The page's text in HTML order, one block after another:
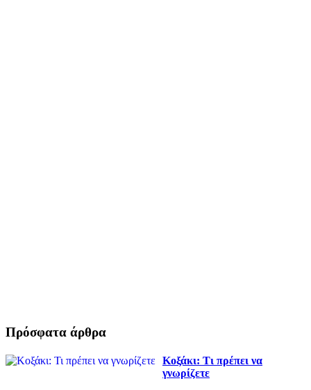
Πρόσφατα άρθρα
Κοξάκι: Τι πρέπει να
γνωρίζετε